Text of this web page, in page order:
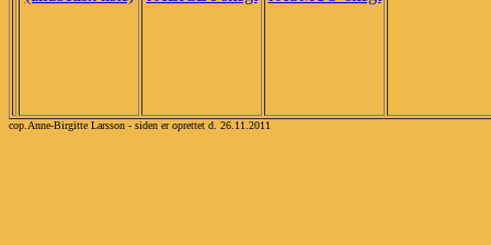
cop.Anne-Birgitte Larsson - siden er oprettet d. 26.11.2011